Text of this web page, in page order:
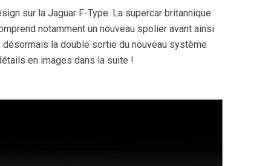
sur la Jaguar F-Type. La supercar britannique
notamment un nouveau spolier avant ainsi
la double sortie du nouveau système
en images dans la suite !